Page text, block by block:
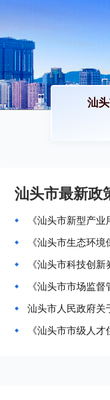
汕
汕头市最新政
《汕头市新型产
《汕头市生态环
《汕头市科技创
汕头市人民政府
《汕头市市级人